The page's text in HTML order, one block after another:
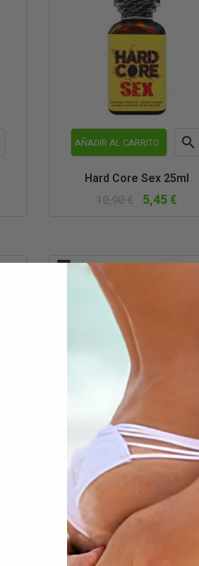
AÑADIR AL CARRITO 
rápida
Hard Core Sex 25ml
5,45 €
AÑADIR AL CARRITO 
rápida
Royal Rush Propyl 25ml
10,90 € 5,45 €